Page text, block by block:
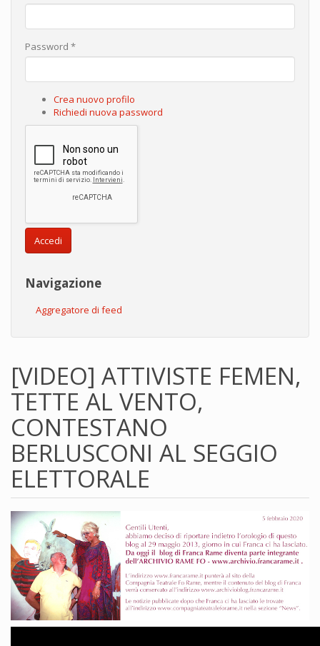
Password *
Crea nuovo profilo
Richiedi nuova password
Accedi
Navigazione
Aggregatore di feed
[VIDEO] ATTIVISTE FEMEN,
TETTE AL VENTO,
CONTESTANO
BERLUSCONI AL SEGGIO
ELETTORALE